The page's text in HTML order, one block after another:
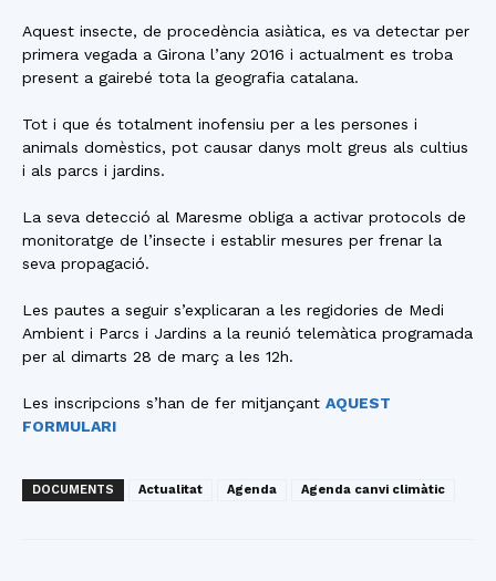
Aquest insecte, de procedència asiàtica, es va detectar per
primera vegada a Girona l’any 2016 i actualment es troba
present a gairebé tota la geografia catalana.
Tot i que és totalment inofensiu per a les persones i
animals domèstics, pot causar danys molt greus als cultius
i als parcs i jardins.
La seva detecció al Maresme obliga a activar protocols de
monitoratge de l’insecte i establir mesures per frenar la
seva propagació.
Les pautes a seguir s’explicaran a les regidories de Medi
Ambient i Parcs i Jardins a la reunió telemàtica programada
per al dimarts 28 de març a les 12h.
Les inscripcions s’han de fer mitjançant AQUEST
FORMULARI
DOCUMENTS Actualitat Agenda Agenda canvi climàtic